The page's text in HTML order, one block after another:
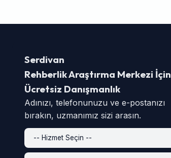
Serdivan
Rehberlik Araştırma Merkezi İçin
Ücretsiz Danışmanlık
Adınızı, telefonunuzu ve e-postanızı
bırakın, uzmanımız sizi arasın.